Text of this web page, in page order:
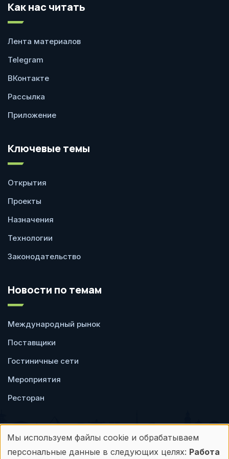
Как нас читать
Лента материалов
Telegram
ВКонтакте
Рассылка
Приложение
Ключевые темы
Открытия
Проекты
Назначения
Технологии
Законодательство
Новости по темам
Международный рынок
Поставщики
Гостиничные сети
Мероприятия
Ресторан
Использование
Мы используем файлы cookie и обрабатываем
персональные данные в следующих целях: Работа